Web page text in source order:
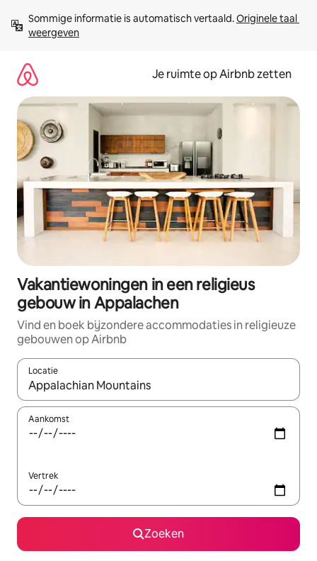
direct
naar
Sommige informatie is automatisch vertaald. Originele taal
weergeven
Je ruimte op Airbnb zetten
Vakantiewoningen in een religieus
gebouw in Appalachen
Vind en boek bijzondere accommodaties in religieuze
gebouwen op Airbnb
Locatie
Wanneer er suggesties beschikbaar zijn, maak je een keuze
Aankomst
Vertrek
Zoeken